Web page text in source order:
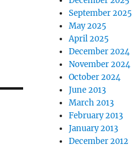
September 2025
May 2025
April 2025
December 2024
November 2024
October 2024
June 2013
March 2013
February 2013
January 2013
December 2012